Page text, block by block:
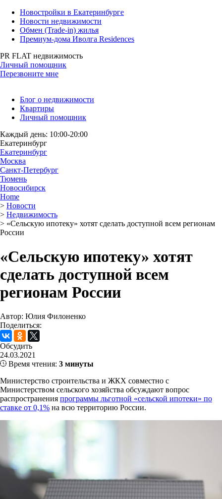
Новостройки в Екатеринбурге
Новости недвижимости
Обмен (Trade-in) жилья
Премиум-дома Иволга Residences
PR FLAT недвижимость
Личный помощник
Перезвоните мне
Блог о недвижимости
Квартиры
Личный помощник
Каждый день: 10:00-20:00
Екатеринбург
Екатеринбург
Москва
Санкт-Петербург
Тюмень
Новосибирск
Home
> Новости
> Недвижимость
> «Сельскую ипотеку» хотят сделать доступной всем регионам
России
«Сельскую ипотеку» хотят
сделать доступной всем
регионам России
Автор: Юлия Филоненко
Поделиться:
Обсудить
24.03.2021
Время чтения: 3 минуты
Министерство строительства и ЖКХ совместно с
Министерством сельского хозяйства обсуждают вопрос
распространения программы льготной «сельской ипотеки» по
ставке от 0,1% на всю территорию России.